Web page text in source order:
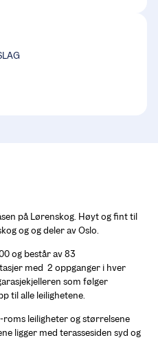
på Lørenskog. Høyt og fint til
og og deler av Oslo.
og består av 83
med  2 oppganger i hver
som følger
til alle leilighetene.
roms leiligheter og størrelsene
ligger med terassesiden syd og